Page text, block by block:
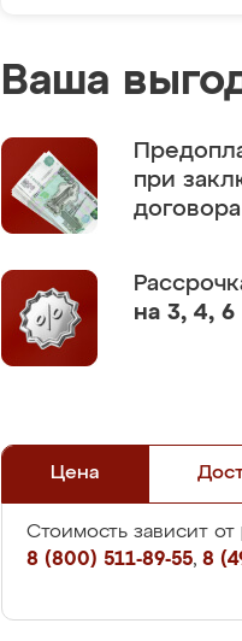
Ваша
при
договора
на 3, 4,
Цена
Стоимость зависит от
8 (800) 511-89-55, 8